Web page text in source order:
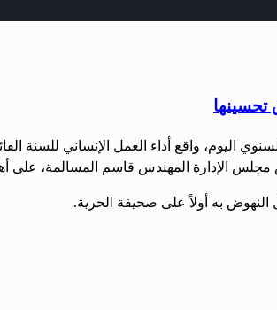
تحسينها
اليوم، واقع أداء العمل الإنساني للسنة
مجلس الإدارة المهندس قاسم المسالمة، على
النهوض به أولاً على صحيفة الحرية.